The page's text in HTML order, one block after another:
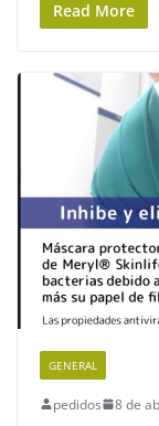
Read More
GENERAL
pedidos 8 de